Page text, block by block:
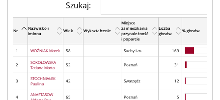
Szukaj:
Nr
Nazwisko i
Imiona
Wiek Wykształcenie
Miejsce
zamieszkania
przynależność
i poparcie
Liczba
głosów
% głosów
1 WOŹNIAK Marek 58 Suchy Las 169
2
SOKOŁOWSKA
Tatiana Marta
52 Poznań 31
3
STOCHNIAŁEK
Paulina
42 Swarzędz 12
4
ANASTASOW
65 Poznań 5